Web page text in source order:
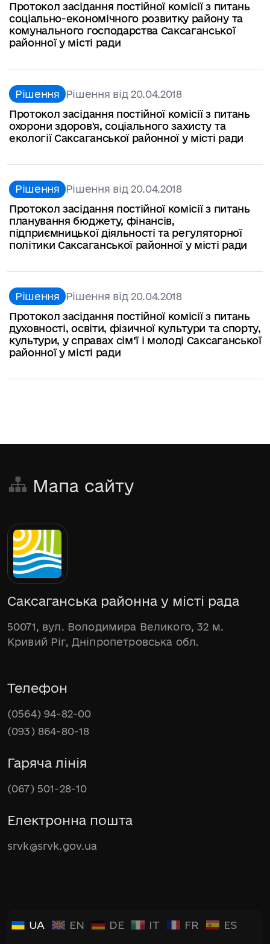
Протокол засідання постійної комісії з питань
соціально-економічного розвитку району та
комунального господарства Саксаганської
районної у місті ради
Рішення Рішення від 20.04.2018
Протокол засідання постійної комісії з питань
охорони здоров'я, соціального захисту та
екології Саксаганської районної у місті ради
Рішення Рішення від 20.04.2018
Протокол засідання постійної комісії з питань
планування бюджету, фінансів,
підприємницької діяльності та регуляторної
політики Саксаганської районної у місті ради
Рішення Рішення від 20.04.2018
Протокол засідання постійної комісії з питань
духовності, освіти, фізичної культури та спорту,
культури, у справах сім’ї і молоді Саксаганської
районної у місті ради
Мапа сайту
Саксаганська районна у місті рада
50071, вул. Володимира Великого, 32 м.
Кривий Ріг, Дніпропетровська обл.
Телефон
(0564) 94-82-00
(093) 864-80-18
Гаряча лінія
(067) 501-28-10
Електронна пошта
srvk@srvk.gov.ua
UA EN DE IT FR ES